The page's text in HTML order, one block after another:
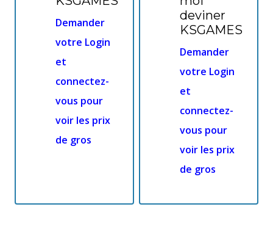
Demander
votre Login
et
connectez-
vous pour
voir les prix
de gros
deviner
KSGAMES
Demander
votre Login
et
connectez-
vous pour
voir les prix
de gros